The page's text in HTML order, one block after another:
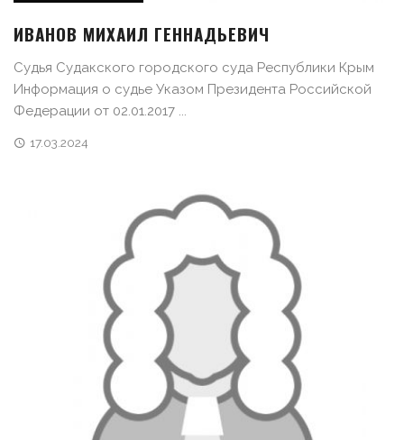
ИВАНОВ МИХАИЛ ГЕННАДЬЕВИЧ
Судья Судакского городского суда Республики Крым
Информация о судье Указом Президента Российской
Федерации от 02.01.2017 ...
17.03.2024